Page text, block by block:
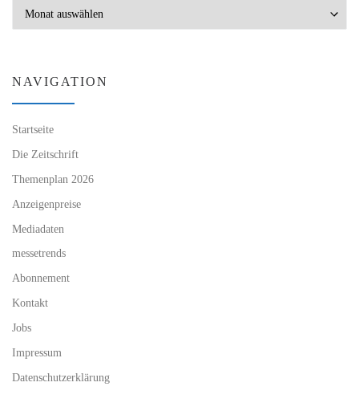
NAVIGATION
Startseite
Die Zeitschrift
Themenplan 2026
Anzeigenpreise
Mediadaten
messetrends
Abonnement
Kontakt
Jobs
Impressum
Datenschutzerklärung